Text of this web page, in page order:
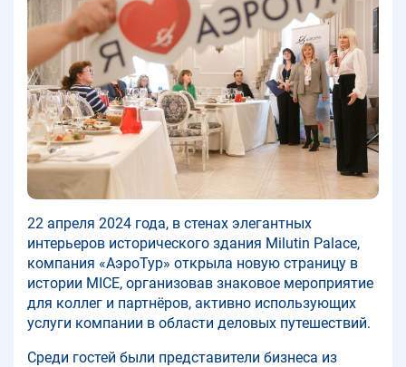
22 апреля 2024 года, в стенах элегантных
интерьеров исторического здания Milutin Palace,
компания «АэроТур» открыла новую страницу в
истории MICE, организовав знаковое мероприятие
для коллег и партнёров, активно использующих
услуги компании в области деловых путешествий.
Среди гостей были представители бизнеса из